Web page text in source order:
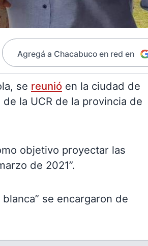
Agregá a Chacabuco en red en
se reunió en la ciudad de
la UCR de la provincia de
objetivo proyectar las
de 2021”.
se encargaron de